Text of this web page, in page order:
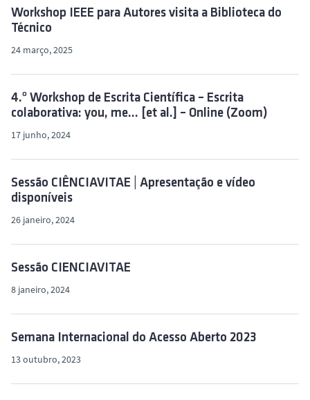
Workshop IEEE para Autores visita a Biblioteca do
Técnico
24 março, 2025
4.º Workshop de Escrita Científica – Escrita
colaborativa: you, me… [et al.] – Online (Zoom)
17 junho, 2024
Sessão CIÊNCIAVITAE | Apresentação e vídeo
disponíveis
26 janeiro, 2024
Sessão CIENCIAVITAE
8 janeiro, 2024
Semana Internacional do Acesso Aberto 2023
13 outubro, 2023